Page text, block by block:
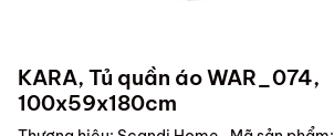
KARA, Tủ quần áo WAR_074,
100x59x180cm